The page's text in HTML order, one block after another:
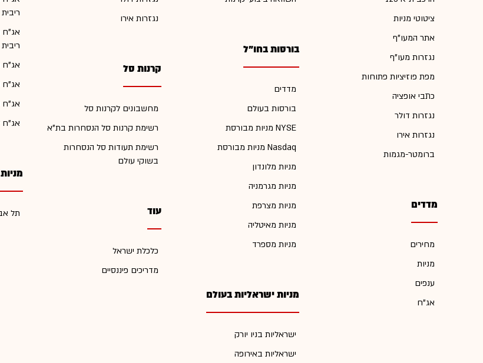
ציטוטי מניות
אתר המעו"ף
נגזרות מעו"ף
מפת פוזיציות פתוחות
כתבי אופציה
נגזרות דולר
נגזרות אירו
ברומטר-מגמות
מדדים
מחירים
מניות
ענפים
אג"ח
בורסות בחו"ל
מדדים
בורסות בעולם
מניות מבורסת NYSE
מניות מבורסת Nasdaq
מניות מלונדון
מניות מגרמניה
מניות מצרפת
מניות מאיטליה
מניות מספרד
מניות ישראליות בעולם
ישראליות בניו יורק
ישראליות באירופה
נגזרות אירו
קרנות סל
מחשבונים לקרנות סל
רשימת קרנות סל הנסחרות בת"א
רשימת תעודות סל הנסחרות
בשוקי עולם
עוד
כלכלת ישראל
מדריכים פיננסיים
אג"ח
אג"ח
אג"ח
אג"ח
אג"ח
תל